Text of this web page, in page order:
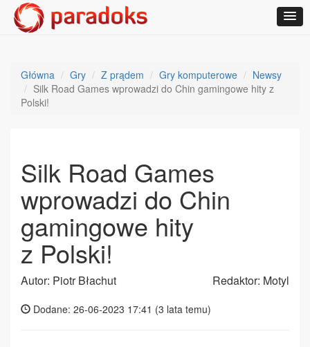
Główna Gry Z prądem Gry komputerowe
Newsy
Silk Road Games wprowadzi do Chin gamingowe hity z
Polski!
Silk Road Games
wprowadzi do Chin
gamingowe hity
z Polski!
Autor: Piotr Błachut Redaktor: Motyl
Dodane: 26-06-2023 17:41 (3 lata temu)